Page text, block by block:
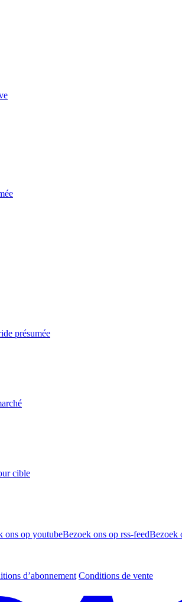
présumée
cible
ons op youtubeBezoek ons op rss-feedBezoek
d’abonnement Conditions de vente